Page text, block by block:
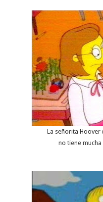
La señorita Hoover
no tiene